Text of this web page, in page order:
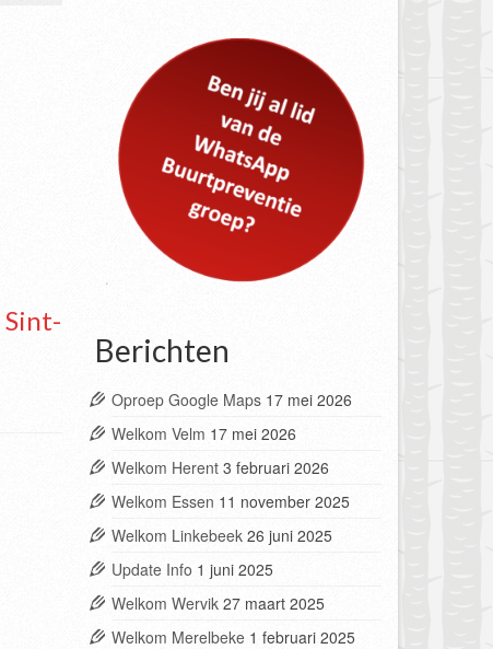
Sint-
Berichten
Oproep Google Maps 17 mei 2026
Welkom Velm 17 mei 2026
Welkom Herent 3 februari 2026
Welkom Essen 11 november 2025
Welkom Linkebeek 26 juni 2025
Update Info 1 juni 2025
Welkom Wervik 27 maart 2025
Welkom Merelbeke 1 februari 2025